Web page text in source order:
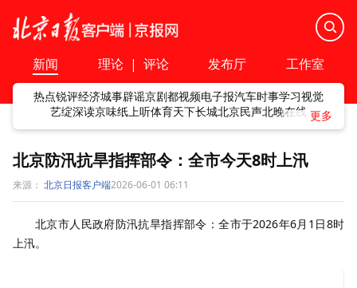
新闻 理论 | 评论 发布厅 工作室
热点锐评经济城事辟谣京剧都视频电子报汽车时事学习视觉
艺绽深读京味纸上听体育天下长城北京民声北晚在线
北京防汛抗旱指挥部令：全市今天8时上汛
来源： 北京日报客户端2026-06-01 06:11
北京市人民政府防汛抗旱指挥部令：全市于2026年6月1日8时
上汛。